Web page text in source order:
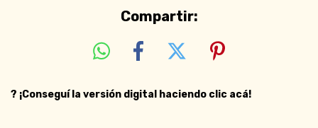
Compartir:
? ¡Conseguí la versión digital haciendo clic acá!